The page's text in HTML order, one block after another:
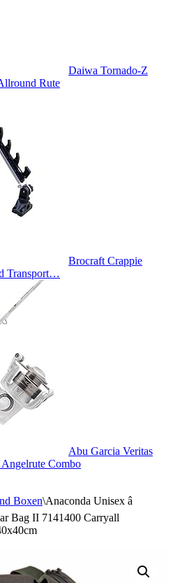
Daiwa Tornado-Z
Rute
Brocraft Crappie
Transport…
Abu Garcia Veritas
Combo
Boxen\Anaconda Unisex â
Bag II 7141400 Carryall